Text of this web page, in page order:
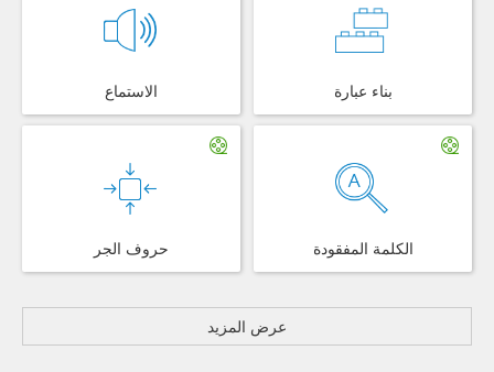
الاستماع بناء عبارة
حروف الجر الكلمة المفقودة
عرض المزيد